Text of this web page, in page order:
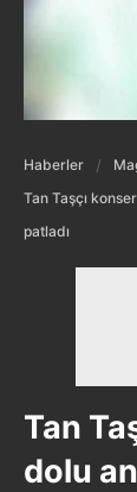
Haberler
Tan Taşçı
patladı
Tan
dolu